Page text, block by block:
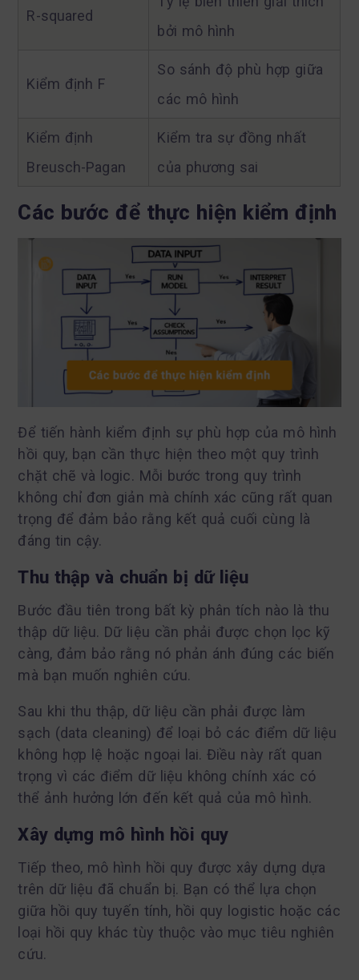
R-squared
bởi mô hình
Kiểm định F
So sánh độ phù hợp giữa
các mô hình
Kiểm định
Breusch-Pagan
Kiểm tra sự đồng nhất
của phương sai
Các bước để thực hiện kiểm định
Để tiến hành kiểm định sự phù hợp của mô hình
hồi quy, bạn cần thực hiện theo một quy trình
chặt chẽ và logic. Mỗi bước trong quy trình
không chỉ đơn giản mà chính xác cũng rất quan
trọng để đảm bảo rằng kết quả cuối cùng là
đáng tin cậy.
Thu thập và chuẩn bị dữ liệu
Bước đầu tiên trong bất kỳ phân tích nào là thu
thập dữ liệu. Dữ liệu cần phải được chọn lọc kỹ
càng, đảm bảo rằng nó phản ánh đúng các biến
mà bạn muốn nghiên cứu.
Sau khi thu thập, dữ liệu cần phải được làm
sạch (data cleaning) để loại bỏ các điểm dữ liệu
không hợp lệ hoặc ngoại lai. Điều này rất quan
trọng vì các điểm dữ liệu không chính xác có
thể ảnh hưởng lớn đến kết quả của mô hình.
Xây dựng mô hình hồi quy
Tiếp theo, mô hình hồi quy được xây dựng dựa
trên dữ liệu đã chuẩn bị. Bạn có thể lựa chọn
giữa hồi quy tuyến tính, hồi quy logistic hoặc các
loại hồi quy khác tùy thuộc vào mục tiêu nghiên
cứu.